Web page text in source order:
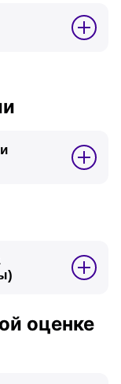
15.05.2026
оценке